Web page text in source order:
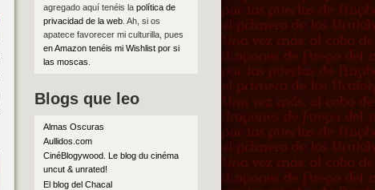
agregado aquí tenéis la política de
privacidad de la web. Ah, si os
apatece favorecer mi culturilla, pues
en Amazon tenéis mi Wishlist por si
las moscas
Blogs que leo
Almas Oscuras
Aullidos.com
CinéBlogywood. Le blog du cinéma
uncut & unrated!
El blog del Chacal